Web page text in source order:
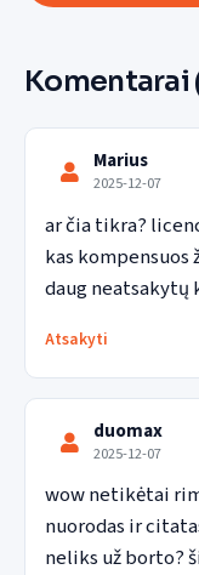
Komentarai
Marius
2025-12-07
ar čia tikra?
kas
daug neatsakytų
Atsakyti
duomax
2025-12-07
wow netikėtai
nuorodas ir
neliks už borto?